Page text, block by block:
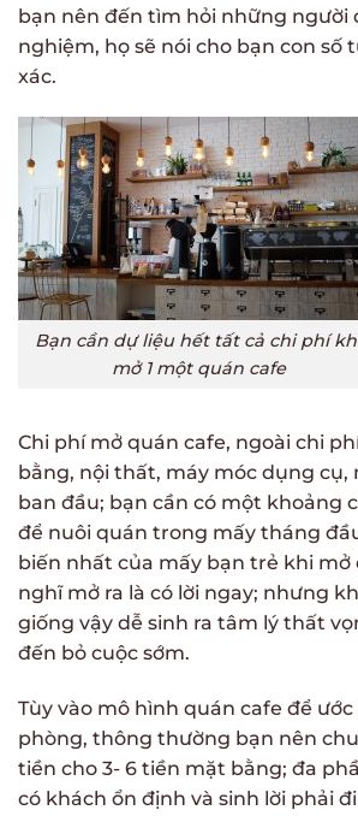
bạn nên đến tìm hỏi những người
nghiệm, họ sẽ nói cho bạn con số
xác.
Bạn cần dự liệu hết tất cả chi phí
mở 1 một quán cafe
Chi phí mở quán cafe, ngoài chi
bằng, nội thất, máy móc dụng cụ,
ban đầu; bạn cần có một khoảng
để nuôi quán trong mấy tháng
biến nhất của mấy bạn trẻ khi mở
nghĩ mở ra là có lời ngay; nhưng
giống vậy dễ sinh ra tâm lý thất
đến bỏ cuộc sớm.
Tùy vào mô hình quán cafe để
phòng, thông thường bạn nên
tiền cho 3- 6 tiền mặt bằng; đa
có khách ổn định và sinh lời phải